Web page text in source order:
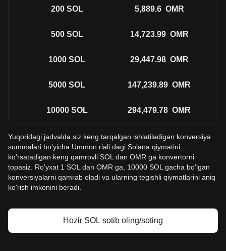
200 SOL 5,889.6 OMR
500 SOL 14,723.99 OMR
1000 SOL 29,447.98 OMR
5000 SOL 147,239.89 OMR
10000 SOL 294,479.78 OMR
Yuqoridagi jadvalda siz keng tarqalgan ishlatiladigan konversiya
summalari bo'yicha Ummon riali dagi Solana qiymatini
ko'rsatadigan keng qamrovli SOL dan OMR ga konvertorni
topasiz. Ro'yxat 1 SOL dan OMR ga, 10000 SOL gacha bo'lgan
konversiyalarni qamrab oladi va ularning tegishli qiymatlarini aniq
ko'rish imkonini beradi.
Hozir SOL sotib oling/soting